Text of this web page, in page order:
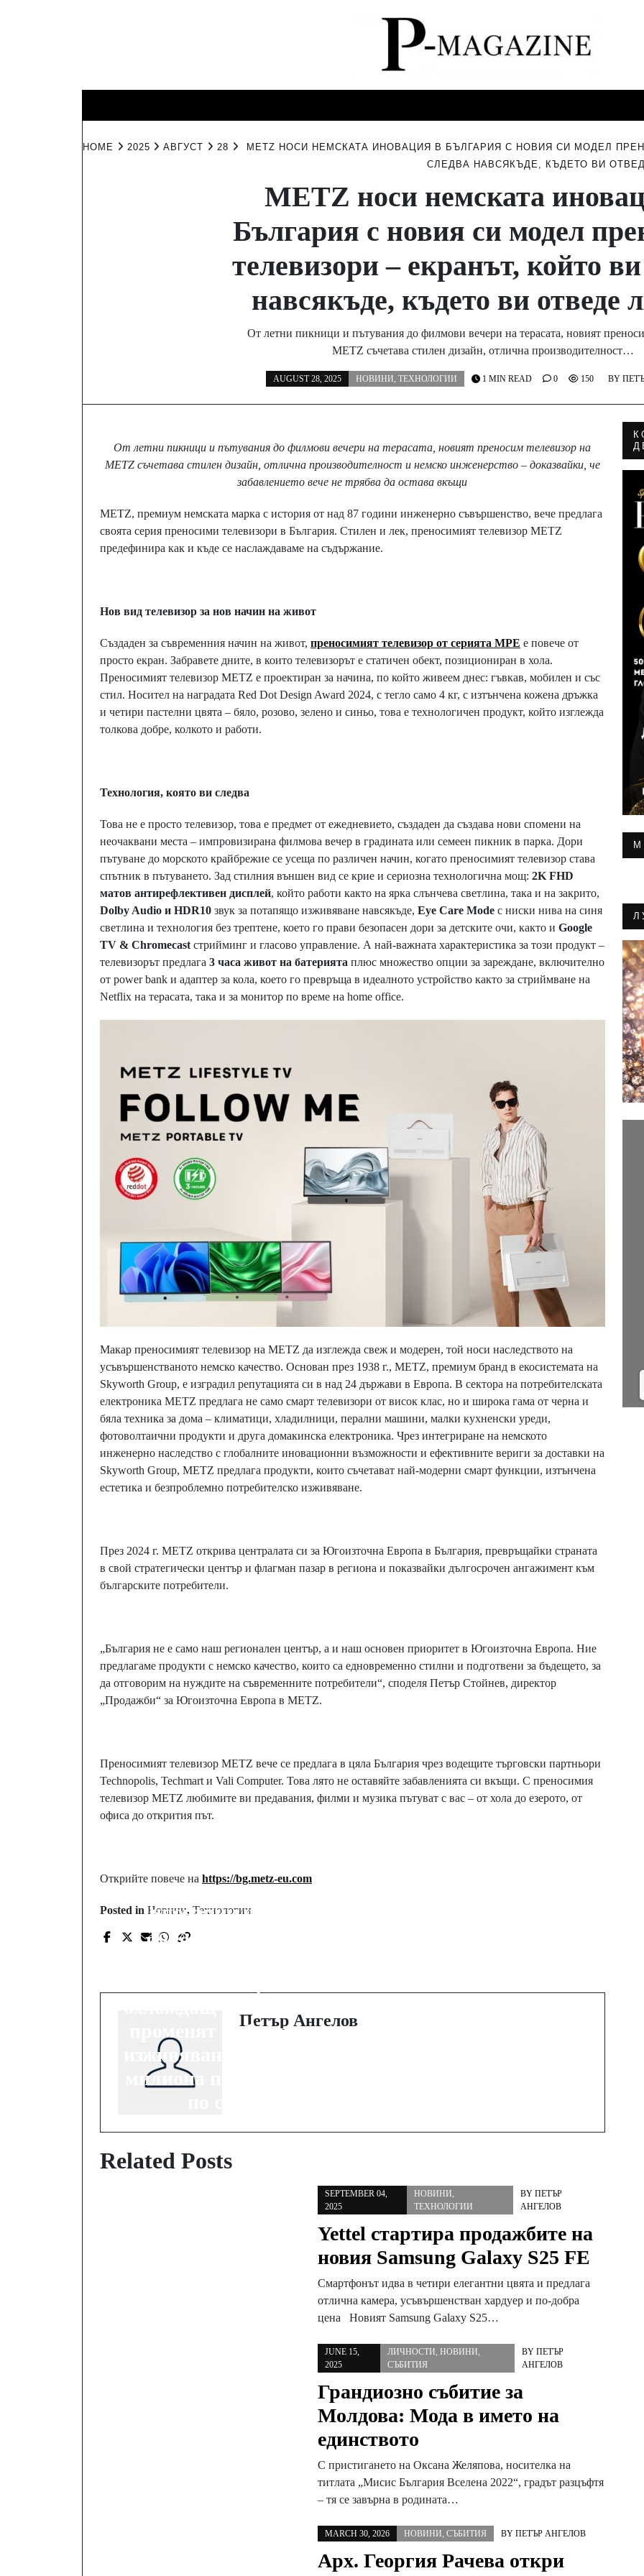
HOME 2025 АВГУСТ 28
METZ НОСИ НЕМСКАТА ИНОВАЦИЯ В БЪЛГАРИЯ С НОВИЯ СИ МОДЕЛ
СЛЕДВА НАВСЯКЪДЕ, КЪДЕТО ВИ
METZ носи немската
България с новия си модел
телевизори – екранът, който
навсякъде, където ви отведе
От летни пикници и пътувания до филмови вечери на терасата, новият
METZ съчетава стилен дизайн, отлична производителност…
AUGUST 28, 2025 НОВИНИ, ТЕХНОЛОГИИ BY
1 MIN READ 0 150
От летни пикници и пътувания до филмови вечери на терасата, новият преносим телевизор на
METZ съчетава стилен дизайн, отлична производителност и немско инженерство – доказвайки, че
забавлението вече не трябва да остава вкъщи
METZ, премиум немската марка с история от над 87 години инженерно съвършенство, вече предлага
своята серия преносими телевизори в България. Стилен и лек, преносимият телевизор METZ
предефинира как и къде се наслаждаваме на съдържание.
Нов вид телевизор за нов начин на живот
Създаден за съвременния начин на живот, преносимият телевизор от серията MPE е повече от
просто екран. Забравете дните, в които телевизорът е статичен обект, позициониран в хола.
Преносимият телевизор METZ е проектиран за начина, по който живеем днес: гъвкав, мобилен и със
стил. Носител на наградата Red Dot Design Award 2024, с тегло само 4 кг, с изтънчена кожена дръжка
и четири пастелни цвята – бяло, розово, зелено и синьо, това е технологичен продукт, който изглежда
толкова добре, колкото и работи.
Технология, която ви следва
Това не е просто телевизор, това е предмет от ежедневието, създаден да създава нови спомени на
неочаквани места – импровизирана филмова вечер в градината или семеен пикник в парка. Дори
пътуване до морското крайбрежие се усеща по различен начин, когато преносимият телевизор става
спътник в пътуването. Зад стилния външен вид се крие и сериозна технологична мощ: 2K FHD
матов антирефлективен дисплей, който работи както на ярка слънчева светлина, така и на закрито,
Dolby Audio и HDR10 звук за потапящо изживяване навсякъде, Eye Care Mode с ниски нива на синя
светлина и технология без трептене, което го прави безопасен дори за детските очи, както и Google
TV & Chromecast стрийминг и гласово управление. А най-важната характеристика за този продукт –
телевизорът предлага 3 часа живот на батерията плюс множество опции за зареждане, включително
от power bank и адаптер за кола, което го превръща в идеалното устройство както за стриймване на
Netflix на терасата, така и за монитор по време на home office.
Макар преносимият телевизор на METZ да изглежда свеж и модерен, той носи наследството на
усъвършенстваното немско качество. Основан през 1938 г., METZ, премиум бранд в екосистемата на
Skyworth Group, е изградил репутацията си в над 24 държави в Европа. В сектора на потребителската
електроника METZ предлага не само смарт телевизори от висок клас, но и широка гама от черна и
бяла техника за дома – климатици, хладилници, перални машини, малки кухненски уреди,
фотоволтаични продукти и друга домакинска електроника. Чрез интегриране на немското
инженерно наследство с глобалните иновационни възможности и ефективните вериги за доставки на
Skyworth Group, METZ предлага продукти, които съчетават най-модерни смарт функции, изтънчена
естетика и безпроблемно потребителско изживяване.
През 2024 г. METZ открива централата си за Югоизточна Европа в България, превръщайки страната
в свой стратегически център и флагман пазар в региона и показвайки дългосрочен ангажимент към
българските потребители.
„България не е само наш регионален център, а и наш основен приоритет в Югоизточна Европа. Ние
предлагаме продукти с немско качество, които са едновременно стилни и подготвени за бъдещето, за
да отговорим на нуждите на съвременните потребители“, споделя Петър Стойнев, директор
„Продажби“ за Югоизточна Европа в METZ.
Преносимият телевизор METZ вече се предлага в цяла България чрез водещите търговски партньори
Technopolis, Techmart и Vali Computer. Това лято не оставяйте забавленията си вкъщи. С преносимия
телевизор METZ любимите ви предавания, филми и музика пътуват с вас – от хола до езерото, от
офиса до открития път.
Открийте повече на https://bg.metz-eu.com
Posted in Новини, Технологии
революционни
иновации на 828
Global Fan Festival:
променят мобилното
изживяване за над 300
милиона потребители
Петър Ангелов
Related Posts
SEPTEMBER 04,
2025
НОВИНИ,
ТЕХНОЛОГИИ
BYПЕТЪР
АНГЕЛОВ
Yettel стартира продажбите на
новия Samsung Galaxy S25 FE
Смартфонът идва в четири елегантни цвята и предлага
отлична камера, усъвършенстван хардуер и по-добра
цена Новият Samsung Galaxy S25…
JUNE 15,
2025
ЛИЧНОСТИ, НОВИНИ,
СЪБИТИЯ
BYПЕТЪР
АНГЕЛОВ
Грандиозно събитие за
Молдова: Мода в името на
единството
С пристигането на Оксана Желяпова, носителка на
титлата „Мисис България Вселена 2022“, градът разцъфтя
– тя се завърна в родината…
MARCH 30, 2026 НОВИНИ, СЪБИТИЯ BY ПЕТЪР АНГЕЛОВ
Арх. Георгия Рачева откри